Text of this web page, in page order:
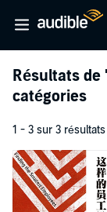
Résultats de
catégories
1 - 3 sur 3 résultats